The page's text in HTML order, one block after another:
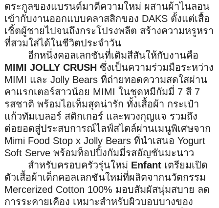
ตระกูลของแบรนด์มาตีความใหม่ ผสานผ้าไนลอน
เข้ากับงานออกแบบคลาสสิกของ DAKS ตั้งแต่เสื้อ
เชิ้ตผู้ชายไปจนถึงกระโปรงพลีต สร้างความหรูหรา
ที่สวมใส่ได้ในชีวิตประจำวัน
อีกหนึ่งคอลเลกชันที่เติมสีสันให้กับงานคือ
MIMI JOLLY CRUSH ซึ่งเป็นความร่วมมือระหว่าง
MIMI และ Jolly Bears ที่ถ่ายทอดความสดใสผ่าน
คาแรกเตอร์สาวน้อย MIMI ในชุดหมีกัมมี่ 7 สี 7
รสชาติ พร้อมไอเท็มสุดน่ารัก ทั้งเสื้อผ้า กระเป๋า
แก้วทัมเบลอร์ สติกเกอร์ และพวงกุญแจ รวมถึง
ต่อยอดสู่ประสบการณ์ไลฟ์สไตล์ผ่านเมนูพิเศษจาก
Mimi Food Stop x Jolly Bears ที่นำเสนอ Yogurt
Soft Serve พร้อมท็อปปิ้งกัมมี่รสอัญชันมะนาว
สำหรับครอบครัวรุ่นใหม่ Enfantเตรียมเปิด
ตัวเสื้อผ้าเด็กคอลเลกชันใหม่ที่ผลิตจากนวัตกรรม
Mercerized Cotton 100% มอบสัมผัสนุ่มสบาย ลด
การระคายเคือง เหมาะสำหรับผิวบอบบางของ